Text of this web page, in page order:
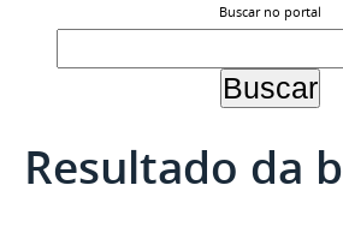
Buscar no portal
Resultado da